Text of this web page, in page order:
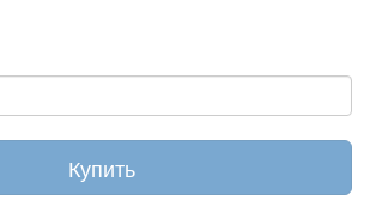
Купить